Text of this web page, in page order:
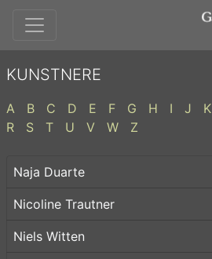
KUNSTNERE
A B C D E F G H I J K
R
S T U V W Z
Naja Duarte
Nicoline Trautner
Niels Witten